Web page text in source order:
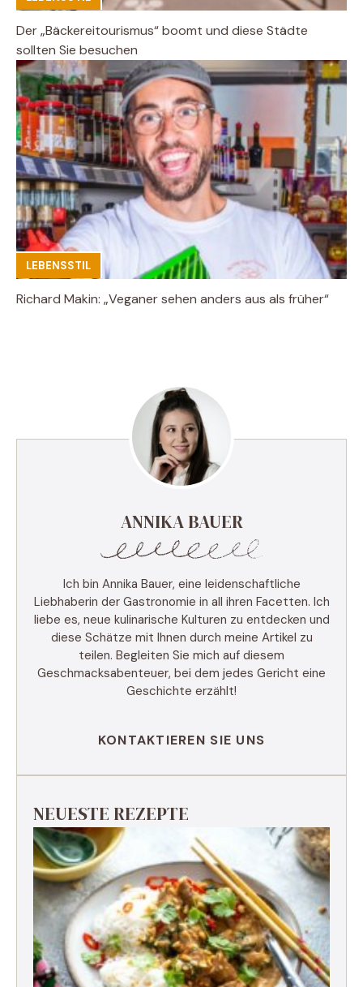
Der „Bäckereitourismus“ boomt und diese Städte
sollten Sie besuchen
LEBENSSTIL
Richard Makin: „Veganer sehen anders aus als früher“
ANNIKA BAUER
Ich bin Annika Bauer, eine leidenschaftliche
Liebhaberin der Gastronomie in all ihren Facetten. Ich
liebe es, neue kulinarische Kulturen zu entdecken und
diese Schätze mit Ihnen durch meine Artikel zu
teilen. Begleiten Sie mich auf diesem
Geschmacksabenteuer, bei dem jedes Gericht eine
Geschichte erzählt!
KONTAKTIEREN SIE UNS
NEUESTE REZEPTE